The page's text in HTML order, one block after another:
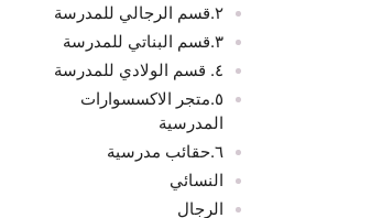
٢.قسم الرجالي للمدرسة
٣.قسم البناتي للمدرسة
٤. قسم الولادي للمدرسة
٥.متجر الاكسسوارات
المدرسية
٦.حقائب مدرسية
النسائي
الرجال